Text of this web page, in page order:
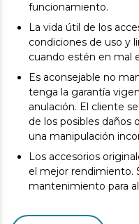
funcionamiento.
La vida útil de los
condiciones de uso y
cuando estén en mal
Es aconsejable no
tenga la garantía
anulación. El cliente
de los posibles daños
una manipulación
Los accesorios
el mejor rendimiento.
mantenimiento para